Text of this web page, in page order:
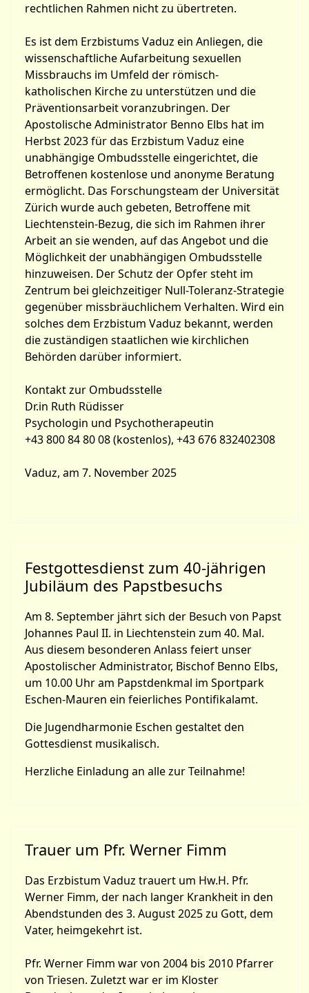
rechtlichen Rahmen nicht zu übertreten.
Es ist dem Erzbistums Vaduz ein Anliegen, die
wissenschaftliche Aufarbeitung sexuellen
Missbrauchs im Umfeld der römisch-
katholischen Kirche zu unterstützen und die
Präventionsarbeit voranzubringen. Der
Apostolische Administrator Benno Elbs hat im
Herbst 2023 für das Erzbistum Vaduz eine
unabhängige Ombudsstelle eingerichtet, die
Betroffenen kostenlose und anonyme Beratung
ermöglicht. Das Forschungsteam der Universität
Zürich wurde auch gebeten, Betroffene mit
Liechtenstein-Bezug, die sich im Rahmen ihrer
Arbeit an sie wenden, auf das Angebot und die
Möglichkeit der unabhängigen Ombudsstelle
hinzuweisen. Der Schutz der Opfer steht im
Zentrum bei gleichzeitiger Null-Toleranz-Strategie
gegenüber missbräuchlichem Verhalten. Wird ein
solches dem Erzbistum Vaduz bekannt, werden
die zuständigen staatlichen wie kirchlichen
Behörden darüber informiert.
Kontakt zur Ombudsstelle
Dr.in Ruth Rüdisser
Psychologin und Psychotherapeutin
+43 800 84 80 08 (kostenlos), +43 676 832402308
Vaduz, am 7. November 2025
Festgottesdienst zum 40-jährigen
Jubiläum des Papstbesuchs
Am 8. September jährt sich der Besuch von Papst
Johannes Paul II. in Liechtenstein zum 40. Mal.
Aus diesem besonderen Anlass feiert unser
Apostolischer Administrator, Bischof Benno Elbs,
um 10.00 Uhr am Papstdenkmal im Sportpark
Eschen-Mauren ein feierliches Pontifikalamt.
Die Jugendharmonie Eschen gestaltet den
Gottesdienst musikalisch.
Herzliche Einladung an alle zur Teilnahme!
Trauer um Pfr. Werner Fimm
Das Erzbistum Vaduz trauert um Hw.H. Pfr.
Werner Fimm, der nach langer Krankheit in den
Abendstunden des 3. August 2025 zu Gott, dem
Vater, heimgekehrt ist.
Pfr. Werner Fimm war von 2004 bis 2010 Pfarrer
von Triesen. Zuletzt war er im Kloster